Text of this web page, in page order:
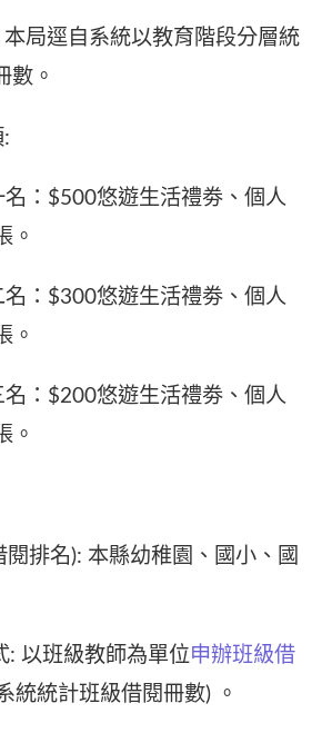
本局逕自系統以教育階段分層統
數。
悠遊生活禮劵、個人
。
悠遊生活禮劵、個人
。
悠遊生活禮劵、個人
。
閱排名): 本縣幼稚園、國小、國
班級教師為單位申辦班級借
統統計班級借閱冊數) 。